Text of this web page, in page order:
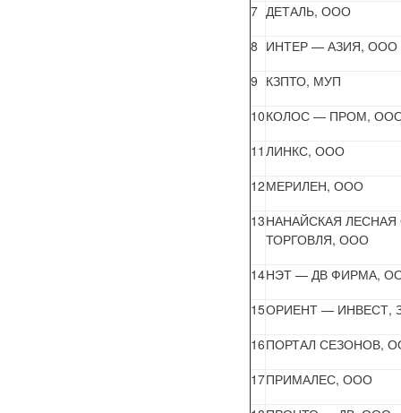
7 ДЕТАЛЬ, ООО
8 ИНТЕР — АЗИЯ, ООО
9 КЗПТО, МУП
10КОЛОС — ПРОМ,
11 ЛИНКС, ООО
12МЕРИЛЕН, ООО
13НАНАЙСКАЯ
ТОРГОВЛЯ, ООО
14НЭТ — ДВ ФИРМА,
15ОРИЕНТ — ИНВЕСТ,
16ПОРТАЛ СЕЗОНОВ,
17ПРИМАЛЕС, ООО